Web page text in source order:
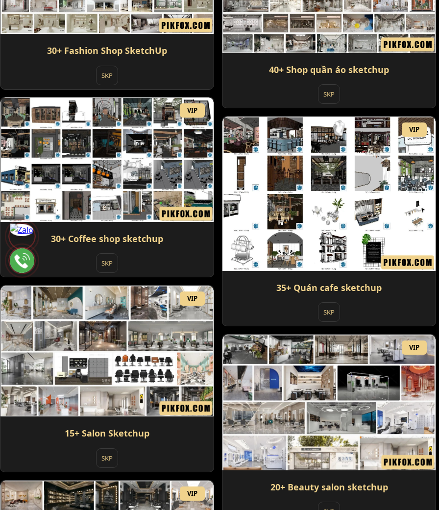
30+ Fashion Shop SketchUp
SKP 40+ Shop quần áo sketchup
SKP
VIP
30+ Coffee shop sketchup
SKP
VIP
35+ Quán cafe sketchup
SKP
VIP
15+ Salon Sketchup
SKP
VIP
20+ Beauty salon sketchup
VIP